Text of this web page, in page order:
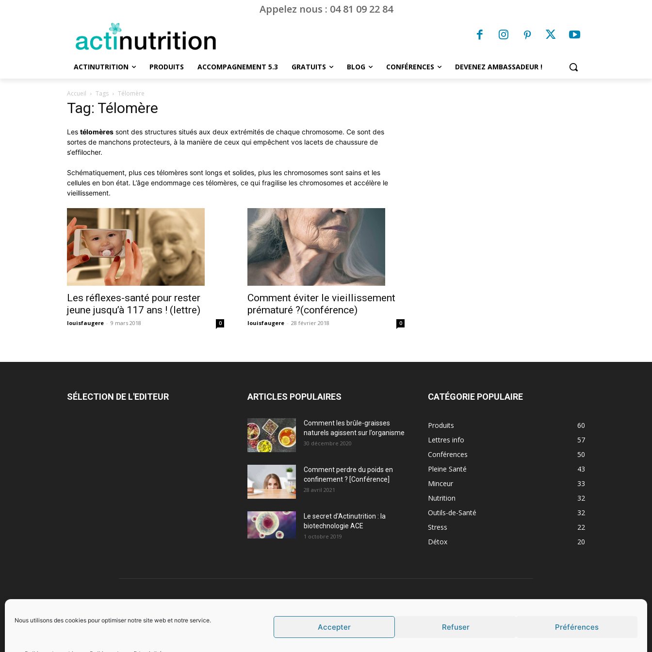
Nous utilisons des cookies pour optimiser notre site web et notre service.
Accepter Refuser Préférences
Appelez nous : 04 81 09 22 84
ACTINUTRITION PRODUITS ACCOMPAGNEMENT 5.3 GRATUITS BLOG CONFÉRENCES DEVENEZ AMBASSADEUR !
Accueil Tags Télomère
Tag: Télomère
Les télomères sont des structures situés aux deux extrémités de chaque chromosome. Ce sont des
sortes de manchons protecteurs, à la manière de ceux qui empêchent vos lacets de chaussure de
s‘effilocher.
Schématiquement, plus ces télomères sont longs et solides, plus les chromosomes sont sains et les
cellules en bon état. L’âge endommage ces télomères, ce qui fragilise les chromosomes et accélère le
vieillissement.
Les réflexes-santé pour rester
jeune jusqu’à 117 ans ! (lettre)
louisfaugere - 9 mars 2018 0
Comment éviter le vieillissement
prématuré ?(conférence)
louisfaugere - 28 février 2018 0
SÉLECTION DE L'EDITEUR ARTICLES POPULAIRES
Comment les brûle-graisses
naturels agissent sur l’organisme
30 décembre 2020
Comment perdre du poids en
confinement ? [Conférence]
28 avril 2021
Le secret d’Actinutrition : la
biotechnologie ACE
1 octobre 2019
CATÉGORIE POPULAIRE
Produits
60
Lettres info
57
Conférences
50
Pleine Santé
43
Minceur
33
Nutrition
32
Outils-de-Santé
32
Stress
22
Détox
20